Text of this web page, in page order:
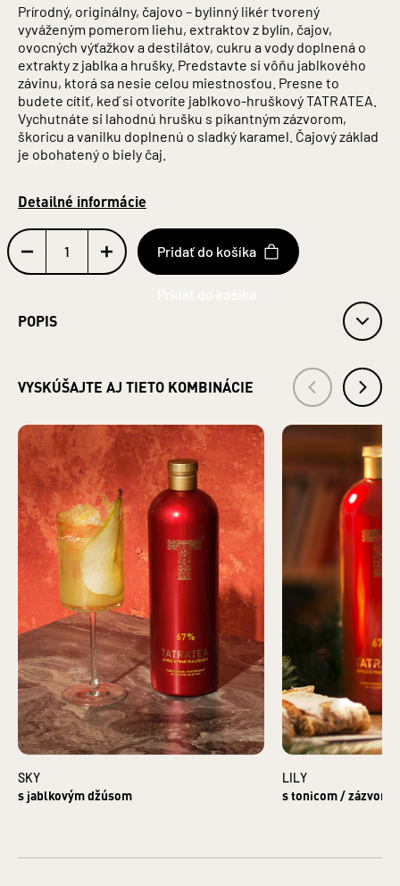
Prírodný, originálny, čajovo – bylinný likér tvorený
vyváženým pomerom liehu, extraktov z bylín, čajov,
ovocných výťažkov a destilátov, cukru a vody doplnená o
extrakty z jablka a hrušky. Predstavte si vôňu jablkového
závinu, ktorá sa nesie celou miestnosťou. Presne to
budete cítiť, keď si otvoríte jablkovo-hruškový TATRATEA.
Vychutnáte si lahodnú hrušku s pikantným zázvorom,
škoricu a vanilku doplnenú o sladký karamel. Čajový základ
je obohatený o biely čaj.
Detailné informácie
Pridať do košíka
POPIS
Obsah alkoholu: 67 %
Jednotka (špecificky) : litre
ZLOŽENIE: LIEH, VODA, CUKOR, DESTILÁTY (HRUŠKOVÝ,
JABLKOVÝ, VÍNNY, SLIVKOVÝ), ARÓMY, MACERÁTY
(BYLINNÉ, ČAJOVÉ), KONCENTRÁTY (JABLKOVÝ,
HRUŠKOVÝ)
Základná zložka produktu: LIEH
Krajina pôvodu základnej zložky: Česká republika
Krajina pôvodu: Slovensko
Druh alkoholu: Likéry
Bezpečnostné informácie: Zákaz predaja alkoholických
nápojov osobám mladším ako 18 rokov a osobám zjavne
ovplyvneným alkoholom. §3 ods. 2 zákona č. 219/1996 Z.z. o
ochrane pred zneužívaním alkoholických nápojov a o
zriaďovaní a prevádzke protialkoholických záchytných
služieb.
VÝROBCA: TATRA DISTILLERY s. r. o., Pradiareň 40, 060 01
Kežmarok IČO: 43937721
DISTRIBÚTOR: KARLOFF s. r. o., Pradiareň 40, 060 01
Kežmarok IČO: 36247367
VYSKÚŠAJTE AJ TIETO KOMBINÁCIE
SKY
s jablkovým džúsom
LILY
s tonicom /